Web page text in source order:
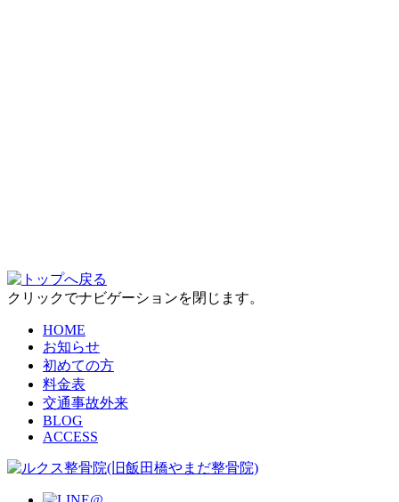
クリックでナビゲーションを閉じます。
HOME
お知らせ
初めての方
料金表
交通事故外来
BLOG
ACCESS